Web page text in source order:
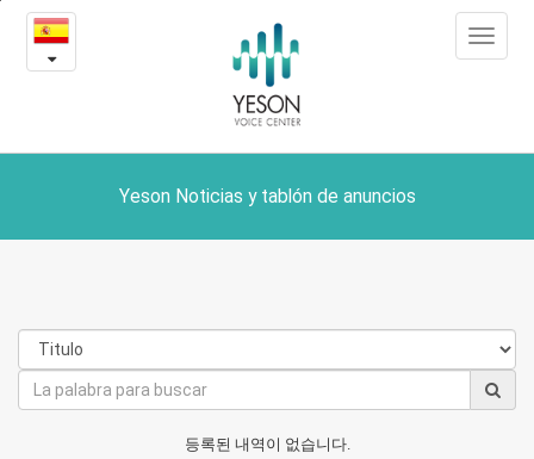
Yeson
Noticias
tablón
anuncios
Toggle
Yeson Noticias y tablón de anuncios
등록된 내역이 없습니다.